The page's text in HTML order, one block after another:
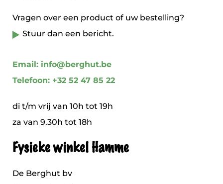
Vragen over een product of uw bestelling?
Stuur dan een bericht.
Email: info@berghut.be
Telefoon: +32 52 47 85 22
di t/m vrij van 10h tot 19h
za van 9.30h tot 18h
Fysieke winkel Hamme
De Berghut bv